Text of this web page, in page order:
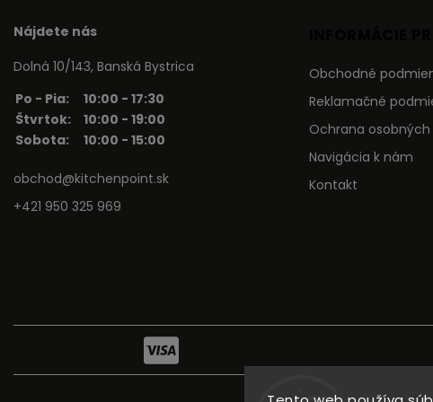
Nájdete nás
Dolná 10/143, Banská Bystrica
Po - Pia:
10:00 - 17:30
Štvrtok:
10:00 - 19:00
Sobota:
10:00 - 15:00
obchod@kitchenpoint.sk
+421 950 325 969
Obchodné
Reklamačné
Ochrana
Navigácia k nám
Kontakt